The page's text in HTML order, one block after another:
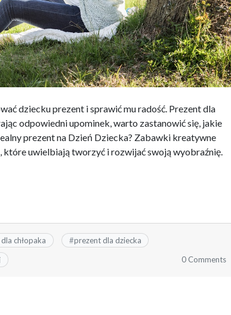
dziecku prezent i sprawić mu radość. Prezent dla
odpowiedni upominek, warto zastanowić się, jakie
prezent na Dzień Dziecka? Zabawki kreatywne
uwielbiają tworzyć i rozwijać swoją wyobraźnię.
chłopaka #prezent dla dziecka
0 Comments